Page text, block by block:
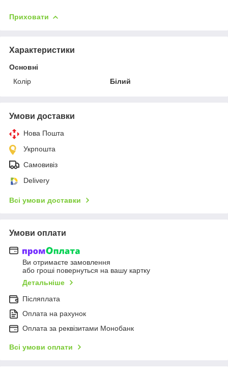
Приховати
Характеристики
Основні
Колір
Білий
Умови доставки
Нова Пошта
Укрпошта
Самовивіз
Delivery
Всі умови доставки
Умови оплати
Ви отримаєте замовлення
або гроші повернуться на вашу картку
Детальніше
Післяплата
Оплата на рахунок
Оплата за реквізитами Монобанк
Всі умови оплати